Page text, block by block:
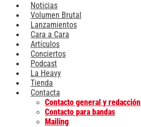
Noticias
Volumen Brutal
Lanzamientos
Cara a Cara
Artículos
Conciertos
Podcast
La Heavy
Tienda
Contacta
Contacto general y redacción
Contacto para bandas
Mailing